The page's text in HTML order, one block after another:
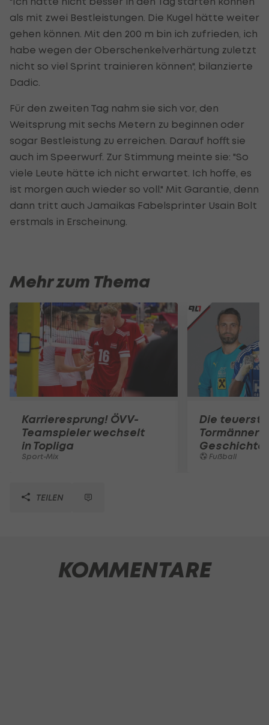
als mit zwei Bestleistungen. Die Kugel hätte weiter
gehen können. Mit den 200 m bin ich zufrieden, ich
habe wegen der Oberschenkelverhärtung zuletzt
nicht so viel Sprint trainieren können", bilanzierte
Dadic.
Für den zweiten Tag nahm sie sich vor, den
Weitsprung mit sechs Metern zu beginnen oder
sogar Bestleistung zu erreichen. Darauf hofft sie
auch im Speerwurf. Zur Stimmung meinte sie: "So
viele Leute hätte ich nicht erwartet. Ich hoffe, es
ist morgen auch wieder so voll." Mit Garantie, denn
dann tritt auch Jamaikas Fabelsprinter Usain Bolt
erstmals in Erscheinung.
Mehr zum Thema
Karrieresprung! ÖVV-
Teamspieler wechselt
in Topliga
Sport-Mix
Die
Tormänner
Geschichte
Fußball
TEILEN
KOMMENTARE